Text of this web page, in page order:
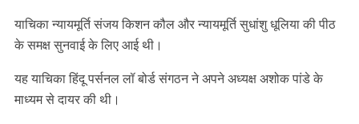
याचिका न्यायमूर्ति संजय किशन कौल और न्यायमूर्ति सुधांशु धूलिया की पीठ
के समक्ष सुनवाई के लिए आई थी।
यह याचिका हिंदू पर्सनल लॉ बोर्ड संगठन ने अपने अध्यक्ष अशोक पांडे के
माध्यम से दायर की थी।